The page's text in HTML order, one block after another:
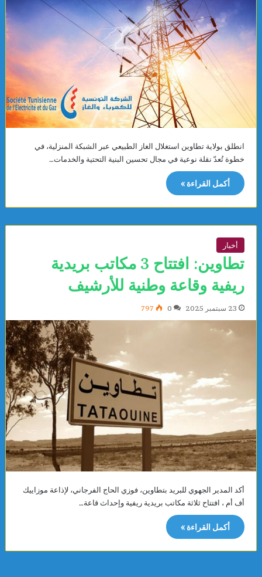
انطلق بولاية تطاوين استغلال الغاز الطبيعي عبر الشبكة المنزلية، في
خطوة تُعدّ نقلة نوعية في مجال تحسين البنية التحتية والخدمات…
أكمل القراءة »
أخبار
تطاوين: افتتاح 3 مكاتب بريدية
ريفية وقاعة وطنية للأرشيف
23 سبتمبر 2025 0
797
أكد المدير الجهوي للبريد بتطاوين، فوزي الحاج الفرجاني، لإذاعة موزاييك
أف أم ، افتتاح ثلاثة مكاتب بريدية ريفية وإحداث قاعة…
أكمل القراءة »